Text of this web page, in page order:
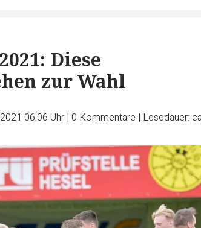
Diese
zur Wahl
06:06 Uhr | 0 Kommentare | Lesedauer: